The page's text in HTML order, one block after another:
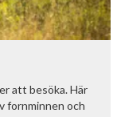
att besöka. Här
fornminnen och